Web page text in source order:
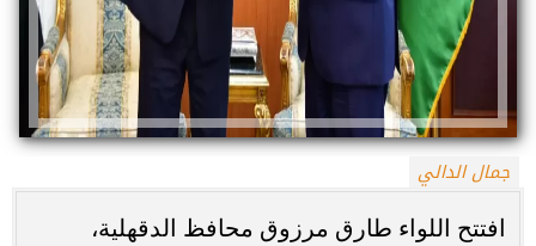
جمال الدالي
افتتح اللواء طارق مرزوق محافظ الدقهلية،